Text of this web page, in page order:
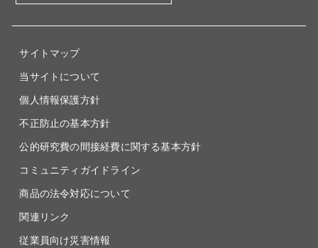
サイトマップ
当サイトについて
個人情報保護方針
不正防止の基本方針
公的研究費の間接経費に関する基本方針
コミュニティガイドライン
商品の法令対応について
関連リンク
従業員向け災害情報